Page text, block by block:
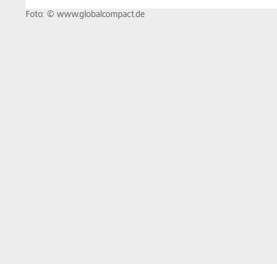
Foto: © www.globalcompact.de